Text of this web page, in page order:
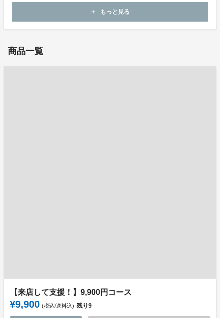
add もっと見る
商品一覧
【来店して支援！】9,900円コース
¥9,900 (税込/送料込) 残り9